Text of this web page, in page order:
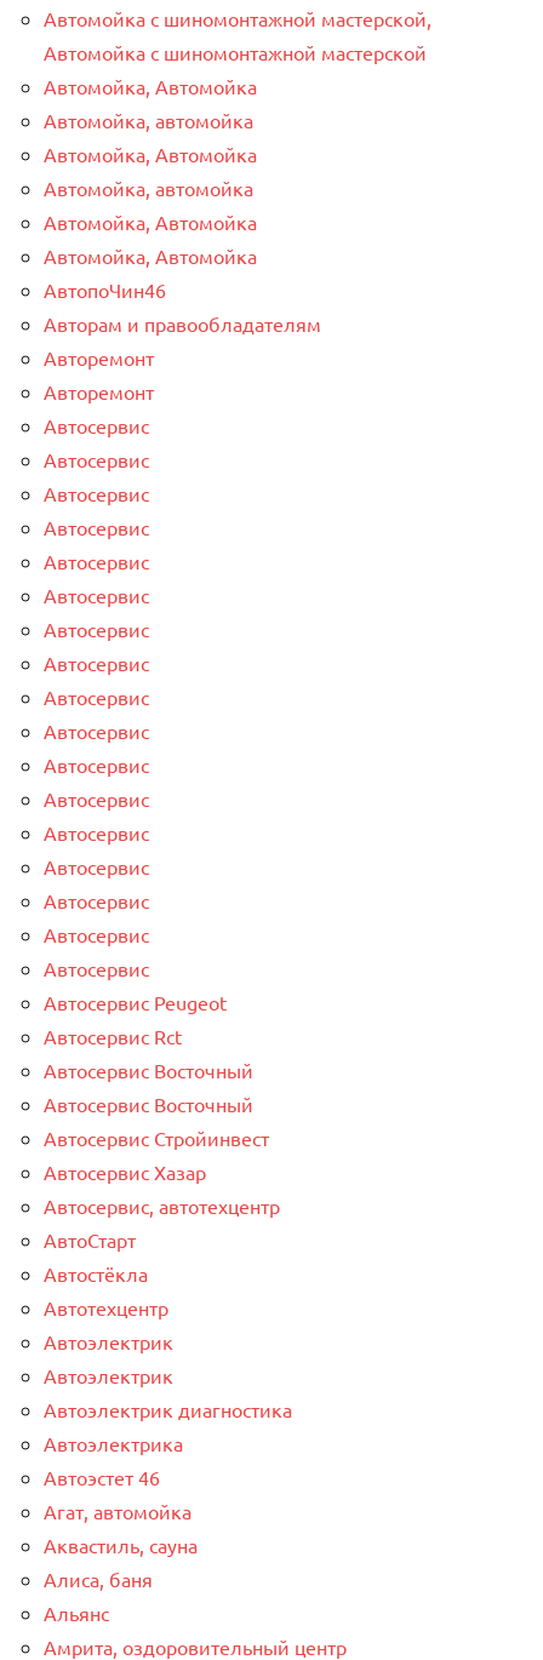
Автомойка с шиномонтажной мастерской,
Автомойка с шиномонтажной мастерской
Автомойка, Автомойка
Автомойка, автомойка
Автомойка, Автомойка
Автомойка, автомойка
Автомойка, Автомойка
Автомойка, Автомойка
АвтопоЧин46
Авторам и правообладателям
Авторемонт
Авторемонт
Автосервис
Автосервис
Автосервис
Автосервис
Автосервис
Автосервис
Автосервис
Автосервис
Автосервис
Автосервис
Автосервис
Автосервис
Автосервис
Автосервис
Автосервис
Автосервис
Автосервис
Автосервис Peugeot
Автосервис Rct
Автосервис Восточный
Автосервис Восточный
Автосервис Стройинвест
Автосервис Хазар
Автосервис, автотехцентр
АвтоСтарт
Автостёкла
Автотехцентр
Автоэлектрик
Автоэлектрик
Автоэлектрик диагностика
Автоэлектрика
Автоэстет 46
Агат, автомойка
Аквастиль, сауна
Алиса, баня
Альянс
Амрита, оздоровительный центр